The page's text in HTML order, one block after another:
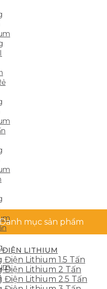
Danh mục sản phẩm
ĐIỆN LITHIUM
Điện Lithium 1.5 Tấn
Điện Lithium 2 Tấn
Điện Lithium 2.5 Tấn